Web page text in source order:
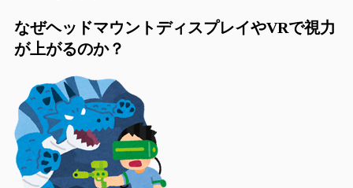
なぜヘッドマウントディスプレイやVRで視力
が上がるのか？